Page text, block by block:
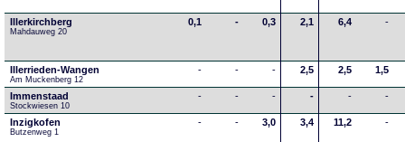
Illerkirchberg
Mahdauweg 20
0,1 - 0,3 2,1 6,4 -
Illerrieden-Wangen
Am Muckenberg 12
- - - 2,5 2,5 1,5
Immenstaad
Stockwiesen 10
- - - - - -
Inzigkofen
Butzenweg 1
- - 3,0 3,4 11,2 -